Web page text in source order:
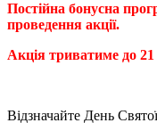
Постійна бонусна
проведення акції.
Акція триватиме до
Відзначайте День